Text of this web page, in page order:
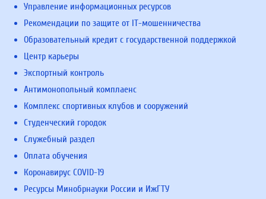
Управление информационных ресурсов
Рекомендации по защите от IT-мошенничества
Образовательный кредит с государственной поддержкой
Центр карьеры
Экспортный контроль
Антимонопольный комплаенс
Комплекс спортивных клубов и сооружений
Студенческий городок
Служебный раздел
Оплата обучения
Коронавирус COVID-19
Ресурсы Минобрнауки России и ИжГТУ